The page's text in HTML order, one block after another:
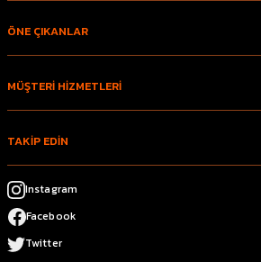
ÖNE ÇIKANLAR
MÜŞTERİ HİZMETLERİ
TAKİP EDİN
Instagram
Facebook
Twitter